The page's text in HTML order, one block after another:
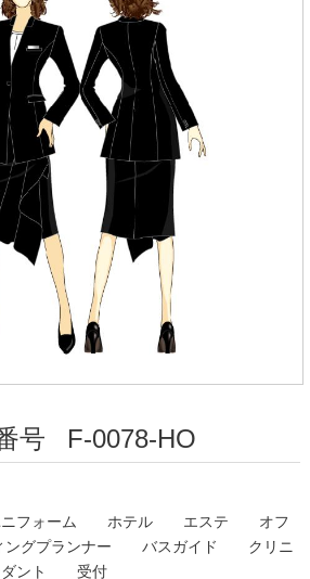
号 F-0078-HO
フォーム ホテル エステ
オフ
ングプランナー バスガイド
クリニ
ント 受付